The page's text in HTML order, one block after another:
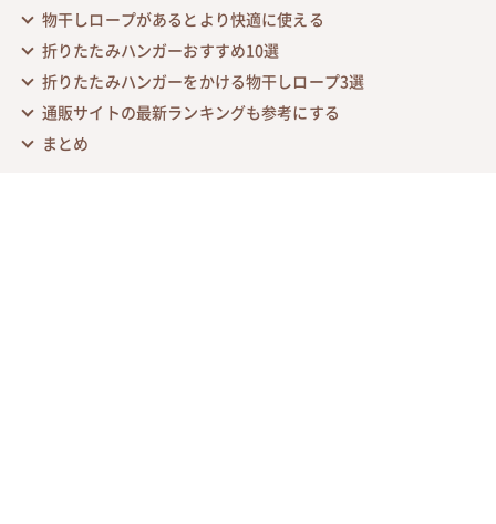
物干しロープがあるとより快適に使える
折りたたみハンガーおすすめ10選
折りたたみハンガーをかける物干しロープ3選
通販サイトの最新ランキングも参考にする
まとめ